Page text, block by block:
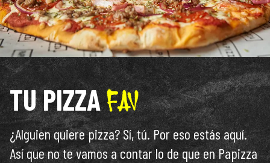
TU PIZZA
¿Alguien quiere pizza? Sí, tú. Por eso estás aquí.
Así que no te vamos a contar lo de que en Papizza